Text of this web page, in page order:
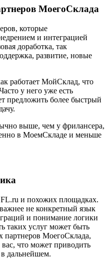
МоегоСклада
которые
и интеграцией
доработка, так
развитие, новые
работает МойСклад, что
у него уже есть
предложить более быстрый
выше, чем у фрилансера,
в МоемСкладе и меньше
и похожих площадках.
не конкретный язык
и понимание логики
таких услуг может быть
МоегоСклада,
вас, что может приводить
дальнейшем.